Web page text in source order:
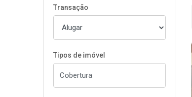
Transação
Tipos de imóvel